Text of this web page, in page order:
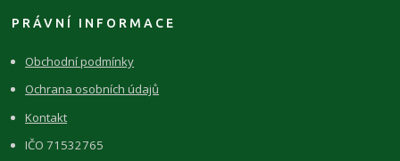
PRÁVNÍ INFORMACE
Obchodní podmínky
Ochrana osobních údajů
Kontakt
IČO 71532765